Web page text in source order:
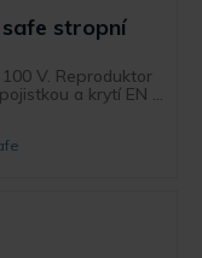
stropní
V. Reproduktor
a krytí EN ...